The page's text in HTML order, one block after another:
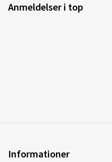
Anmeldelser i top
Informationer